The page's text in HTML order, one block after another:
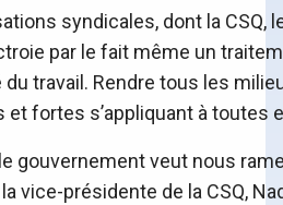
syndicales, dont la
par le fait même un
travail. Rendre tous les
et fortes s’appliquant à toutes
le gouvernement veut nous
vice-présidente de la CSQ,